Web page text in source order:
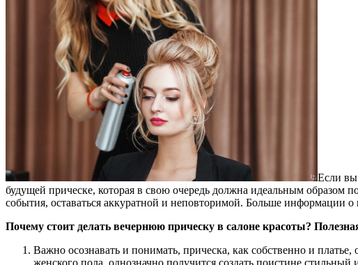
Если вы
будущей прическе, которая в свою очередь должна идеальным образом
события, оставаться аккуратной и неповторимой. Больше информации
Почему стоит делать вечернюю прическу в салоне красоты?
Важно осознавать и понимать, прическа, как собственно и
женского пола, однозначно получится создать поистине